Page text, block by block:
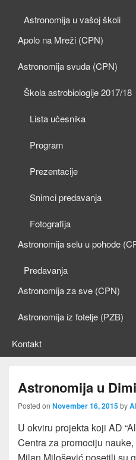
Astronomija u vašoj školi
Apolo na Mreži (CPN)
Astronomija svuda (CPN)
Škola astrobiologije 2017/18
Lista učesnika
Program
Prezentacije
Snimci predavanja
Fotografija
Astronomija selu u pohode
Predavanja
Astronomija za sve (CPN)
Astronomija iz fotelje (PZB)
Kontakt
Astronomija u
Posted on November 16, 2015by
U okviru projekta koji AD
Centra za promociju